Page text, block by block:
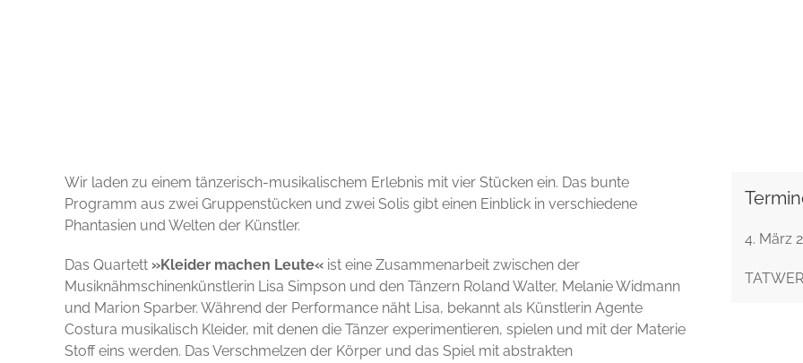
Wir laden zu einem tänzerisch-musikalischem Erlebnis mit vier Stücken ein. Das bunte
Programm aus zwei Gruppenstücken und zwei Solis gibt einen Einblick in verschiedene
Phantasien und Welten der Künstler.
Das Quartett »Kleider machen Leute« ist eine Zusammenarbeit zwischen der
Musiknähmschinenkünstlerin Lisa Simpson und den Tänzern Roland Walter, Melanie Widmann
und Marion Sparber. Während der Performance näht Lisa, bekannt als Künstlerin Agente
Costura musikalisch Kleider, mit denen die Tänzer experimentieren, spielen und mit der Materie
Stoff eins werden. Das Verschmelzen der Körper und das Spiel mit abstrakten
4. März